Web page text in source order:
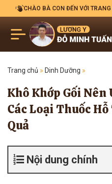
CHÀO BÀ CON ĐẾN VỚI
Trang chủ » Dinh Dưỡng »
Khô Khớp Gối Nên
Các Loại Thuốc
Quả
Nội dung chính